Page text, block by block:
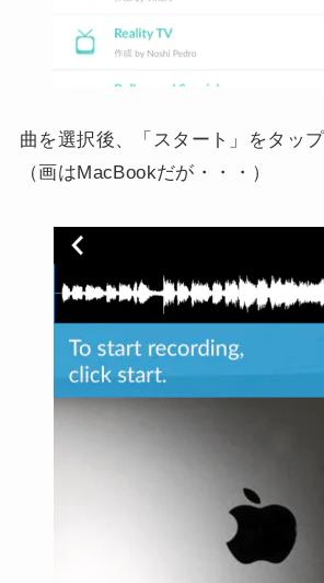
曲を選択後、「スタート」をタッ
（画はMacBookだが・・・）